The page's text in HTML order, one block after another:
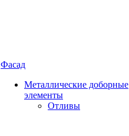
Фасад
Металлические доборные
элементы
Отливы